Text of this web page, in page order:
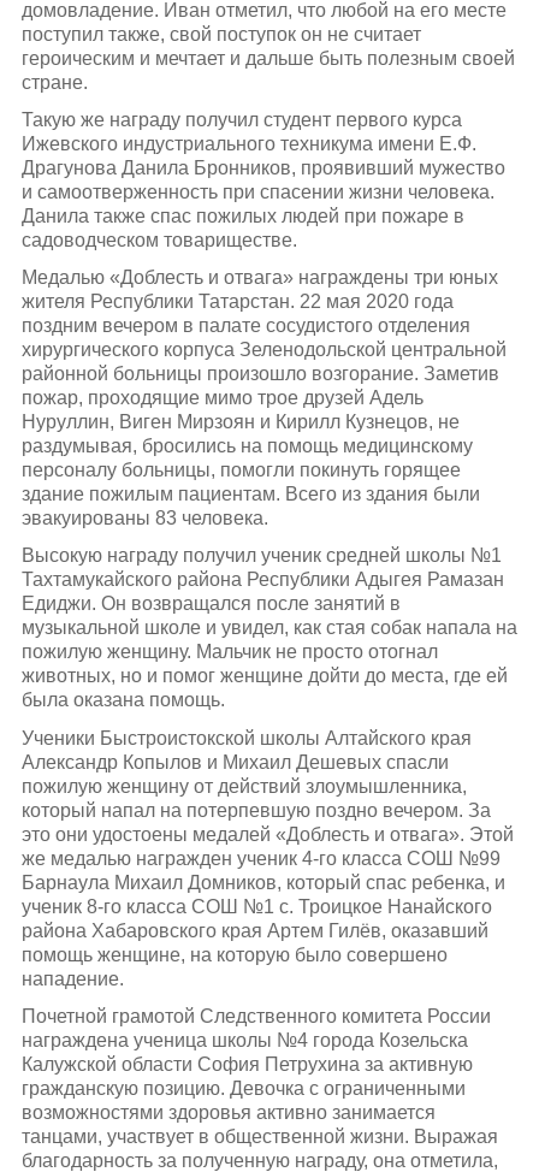
домовладение. Иван отметил, что любой на его месте
поступил также, свой поступок он не считает
героическим и мечтает и дальше быть полезным своей
стране.
Такую же награду получил студент первого курса
Ижевского индустриального техникума имени Е.Ф.
Драгунова Данила Бронников, проявивший мужество
и самоотверженность при спасении жизни человека.
Данила также спас пожилых людей при пожаре в
садоводческом товариществе.
Медалью «Доблесть и отвага» награждены три юных
жителя Республики Татарстан. 22 мая 2020 года
поздним вечером в палате сосудистого отделения
хирургического корпуса Зеленодольской центральной
районной больницы произошло возгорание. Заметив
пожар, проходящие мимо трое друзей Адель
Нуруллин, Виген Мирзоян и Кирилл Кузнецов, не
раздумывая, бросились на помощь медицинскому
персоналу больницы, помогли покинуть горящее
здание пожилым пациентам. Всего из здания были
эвакуированы 83 человека.
Высокую награду получил ученик средней школы №1
Тахтамукайского района Республики Адыгея Рамазан
Едиджи. Он возвращался после занятий в
музыкальной школе и увидел, как стая собак напала на
пожилую женщину. Мальчик не просто отогнал
животных, но и помог женщине дойти до места, где ей
была оказана помощь.
Ученики Быстроистокской школы Алтайского края
Александр Копылов и Михаил Дешевых спасли
пожилую женщину от действий злоумышленника,
который напал на потерпевшую поздно вечером. За
это они удостоены медалей «Доблесть и отвага». Этой
же медалью награжден ученик 4-го класса СОШ №99
Барнаула Михаил Домников, который спас ребенка, и
ученик 8-го класса СОШ №1 с. Троицкое Нанайского
района Хабаровского края Артем Гилёв, оказавший
помощь женщине, на которую было совершено
нападение.
Почетной грамотой Следственного комитета России
награждена ученица школы №4 города Козельска
Калужской области София Петрухина за активную
гражданскую позицию. Девочка с ограниченными
возможностями здоровья активно занимается
танцами, участвует в общественной жизни. Выражая
благодарность за полученную награду, она отметила,